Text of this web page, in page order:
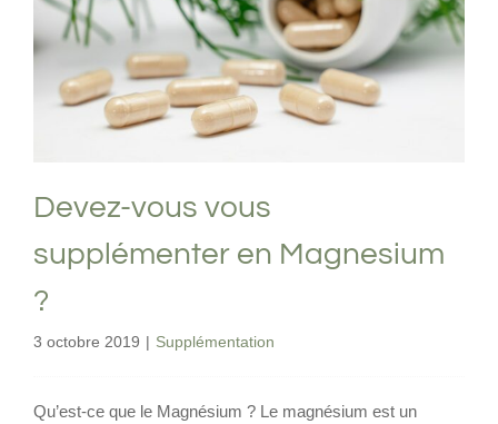
Devez-vous vous supplémenter en
Magnesium ?
Supplémentation
Devez-vous vous
supplémenter en Magnesium
?
3 octobre 2019 | Supplémentation
Qu’est-ce que le Magnésium ? Le magnésium est un